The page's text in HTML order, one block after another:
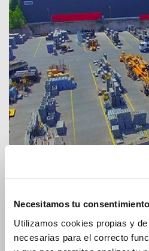
Necesitamos tu consentimiento
Utilizamos cookies propias y
necesarias para el correcto
Sede en Chile
Vizcaya n° 325 – Pudahuel
(Ruta 68, Camino Noviciado)
SANTIAGO
Chile